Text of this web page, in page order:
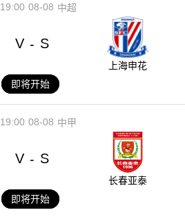
08-08
19:00 中超
V - S
上海申花
即将开始
08-08
19:00 中甲
V - S
长春亚泰
即将开始